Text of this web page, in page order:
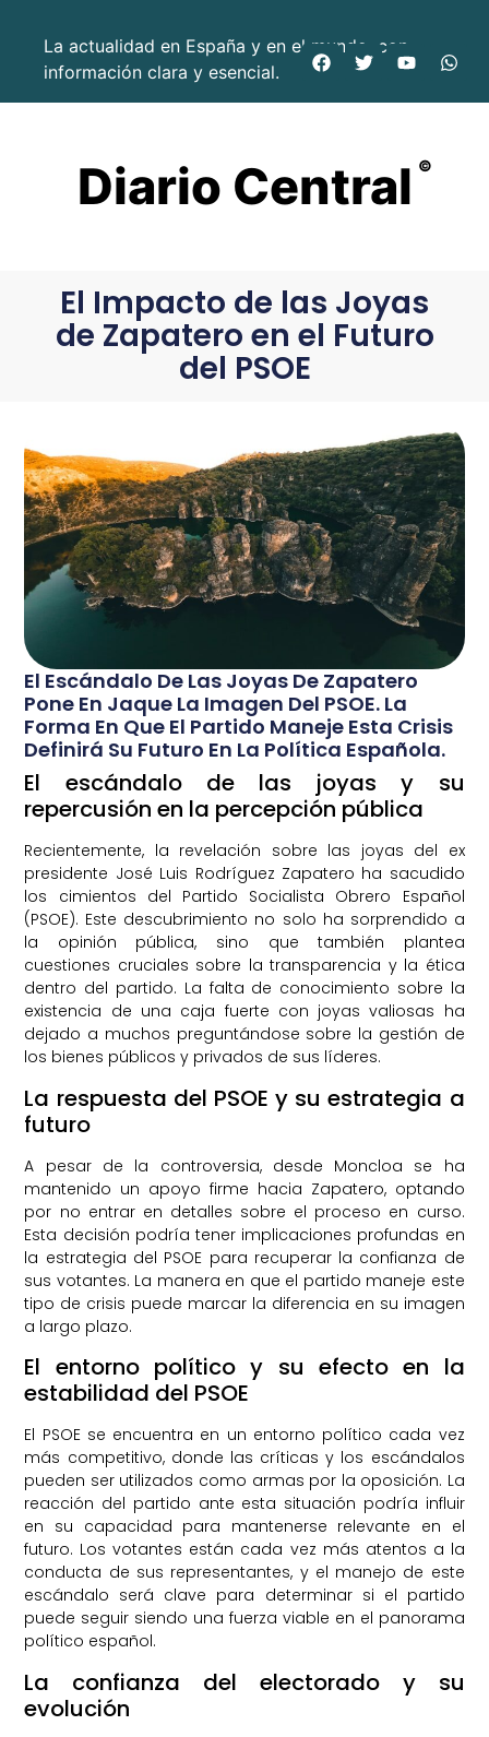
La actualidad en España y en el mundo, con
información clara y esencial.
Diario Central ©
El Impacto de las Joyas
de Zapatero en el Futuro
del PSOE
El Escándalo De Las Joyas De Zapatero
Pone En Jaque La Imagen Del PSOE. La
Forma En Que El Partido Maneje Esta Crisis
Definirá Su Futuro En La Política Española.
El escándalo de las joyas y su
repercusión en la percepción pública
Recientemente, la revelación sobre las joyas del ex
presidente José Luis Rodríguez Zapatero ha sacudido
los cimientos del Partido Socialista Obrero Español
(PSOE). Este descubrimiento no solo ha sorprendido a
la opinión pública, sino que también plantea
cuestiones cruciales sobre la transparencia y la ética
dentro del partido. La falta de conocimiento sobre la
existencia de una caja fuerte con joyas valiosas ha
dejado a muchos preguntándose sobre la gestión de
los bienes públicos y privados de sus líderes.
La respuesta del PSOE y su estrategia a
futuro
A pesar de la controversia, desde Moncloa se ha
mantenido un apoyo firme hacia Zapatero, optando
por no entrar en detalles sobre el proceso en curso.
Esta decisión podría tener implicaciones profundas en
la estrategia del PSOE para recuperar la confianza de
sus votantes. La manera en que el partido maneje este
tipo de crisis puede marcar la diferencia en su imagen
a largo plazo.
El entorno político y su efecto en la
estabilidad del PSOE
El PSOE se encuentra en un entorno político cada vez
más competitivo, donde las críticas y los escándalos
pueden ser utilizados como armas por la oposición. La
reacción del partido ante esta situación podría influir
en su capacidad para mantenerse relevante en el
futuro. Los votantes están cada vez más atentos a la
conducta de sus representantes, y el manejo de este
escándalo será clave para determinar si el partido
puede seguir siendo una fuerza viable en el panorama
político español.
La confianza del electorado y su
evolución